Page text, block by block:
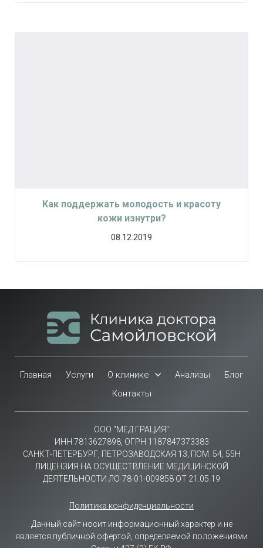
Как поддержать молодость и красоту
кожи изнутри?
08.12.2019
Главная Услуги О клинике Анализы
Блог
Контакты
ООО "МЕД ГРАЦИЯ"
ИНН 7813627898, ОГРН 1187847373383
САНКТ-ПЕТЕРБУРГ, ПЕТРОЗАВОДСКАЯ 13, ПОМ. 54, 55Н
ЛИЦЕНЗИЯ НА ОСУЩЕСТВЛЕНИЕ МЕДИЦИНСКОЙ
ДЕЯТЕЛЬНОСТИ ЛО-78-01-009858 ОТ 21.05.19
Политика конфиденциальности
Данный сайт носит информационный характер и не
является публичной офертой, определяемой положениями